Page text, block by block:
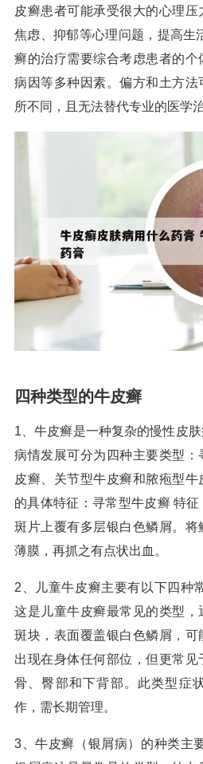
皮癣患者可能承受很大的心理
焦虑、抑郁等心理问题，提高生
癣的治疗需要综合考虑患者的
病因等多种因素。偏方和土方
所不同，且无法替代专业的医学治
四种类型的牛皮癣
1、牛皮癣是一种复杂的慢性皮
病情发展可分为四种主要类型
皮癣、关节型牛皮癣和脓疱型
的具体特征：寻常型牛皮癣 特
斑片上覆有多层银白色鳞屑。
薄膜，再抓之有点状出血。
2、儿童牛皮癣主要有以下四种
这是儿童牛皮癣最常见的类型
斑块，表面覆盖银白色鳞屑，
出现在身体任何部位，但更常
骨、臀部和下背部。此类型症
作，需长期管理。
3、牛皮癣（银屑病）的种类主